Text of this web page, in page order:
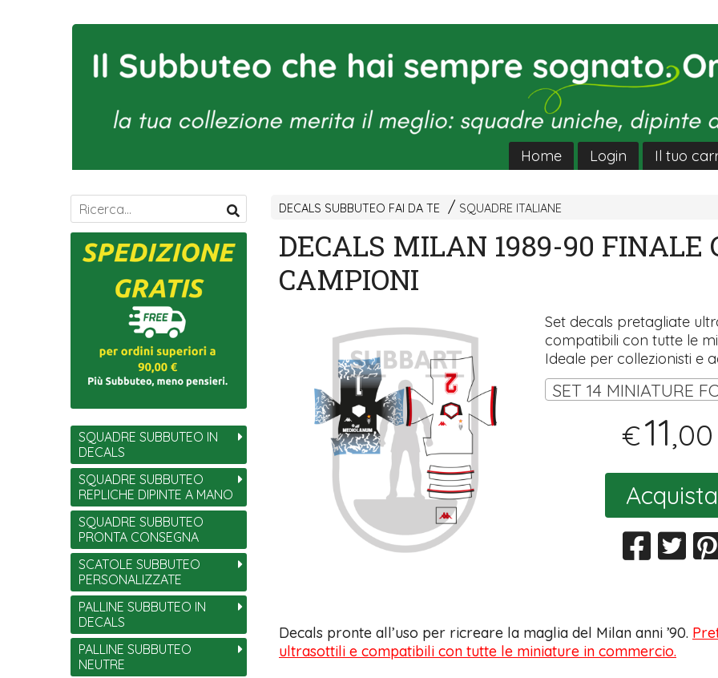
Home Login Il tuo
DECALS SUBBUTEO FAI DA TE SQUADRE ITALIANE
DECALS MILAN 1989-90 FINALE
CAMPIONI
Set decals pretagliate
compatibili con tutte le
Ideale per collezionisti e
€11,00
Acquista
Decals pronte all’uso per ricreare la maglia del Milan anni ’90.
ultrasottili e compatibili con tutte le miniature in commercio.
SQUADRE SUBBUTEO IN
DECALS
SQUADRE SUBBUTEO
REPLICHE DIPINTE A MANO
SQUADRE SUBBUTEO
PRONTA CONSEGNA
SCATOLE SUBBUTEO
PERSONALIZZATE
PALLINE SUBBUTEO IN
DECALS
PALLINE SUBBUTEO
NEUTRE